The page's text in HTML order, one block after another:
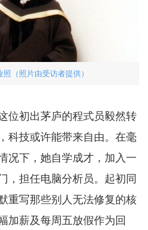
（照片由受访者提供）
位初出茅庐的程式员毅然转
科技或许能带来自由。在毫
况下，她自学成才，加入一
，担任电脑分析员。起初同
重写那些别人无法修复的核
加薪及每周五放假作为回